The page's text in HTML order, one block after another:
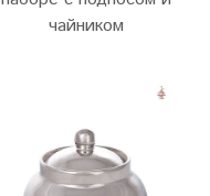
чайником